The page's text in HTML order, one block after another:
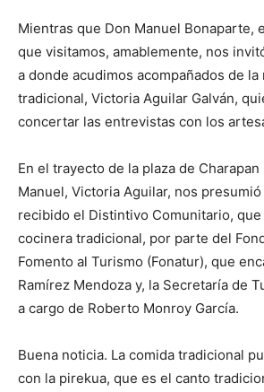
Mientras que Don Manuel Bonaparte,
que visitamos, amablemente, nos
a donde acudimos acompañados de
tradicional, Victoria Aguilar Galván,
concertar las entrevistas con los
En el trayecto de la plaza de Charapan
Manuel, Victoria Aguilar, nos
recibido el Distintivo Comunitario,
cocinera tradicional, por parte del
Fomento al Turismo (Fonatur), que
Ramírez Mendoza y, la Secretaría de
a cargo de Roberto Monroy García.
Buena noticia. La comida tradicional
con la pirekua, que es el canto